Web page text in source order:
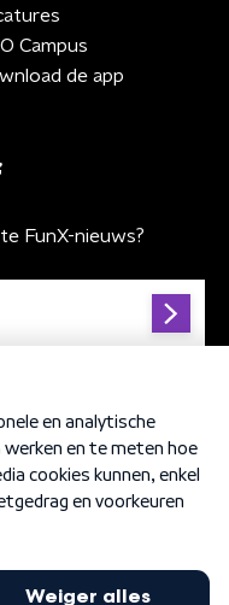
Campus
de app
FunX-nieuws?